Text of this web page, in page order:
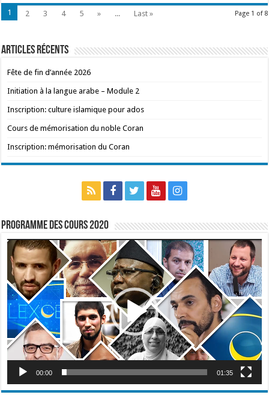
Page 1 of 8
1 2 3 4 5 » ... Last »
Articles récents
Fête de fin d’année 2026
Initiation à la langue arabe – Module 2
Inscription: culture islamique pour ados
Cours de mémorisation du noble Coran
Inscription: mémorisation du Coran
Programme des cours 2020
Lecteur
vidéo
00:00 01:35